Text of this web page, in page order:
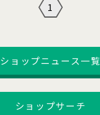
1
ショップニュース一覧
ショップサーチ